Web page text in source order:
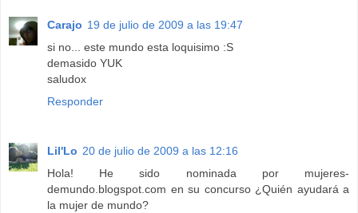
Carajo 19 de julio de 2009 a las 19:47
si no... este mundo esta loquisimo :S
demasido YUK
saludox
Responder
Lil'Lo 20 de julio de 2009 a las 12:16
Hola! He sido nominada por mujeres-
demundo.blogspot.com en su concurso ¿Quién ayudará a
la mujer de mundo?